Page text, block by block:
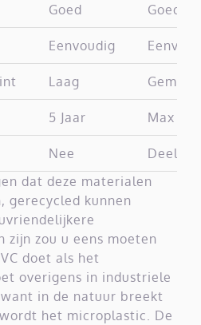
Goed Goed
Eenvoudig
Laag
5 Jaar Max 1
Nee
Deels
dat deze materialen
gerecycled kunnen
zijn zou u eens moeten
doet als het
overigens in industriele
in de natuur breekt
het microplastic. De